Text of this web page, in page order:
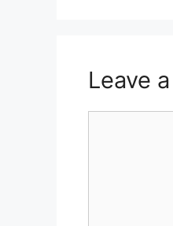
Leave